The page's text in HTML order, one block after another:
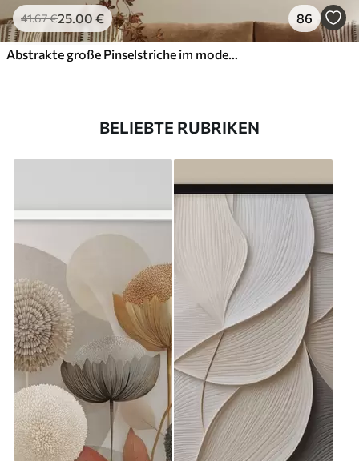
41.67€25.00 € 86
Abstrakte große Pinselstriche im modernen Stil
BELIEBTE RUBRIKEN